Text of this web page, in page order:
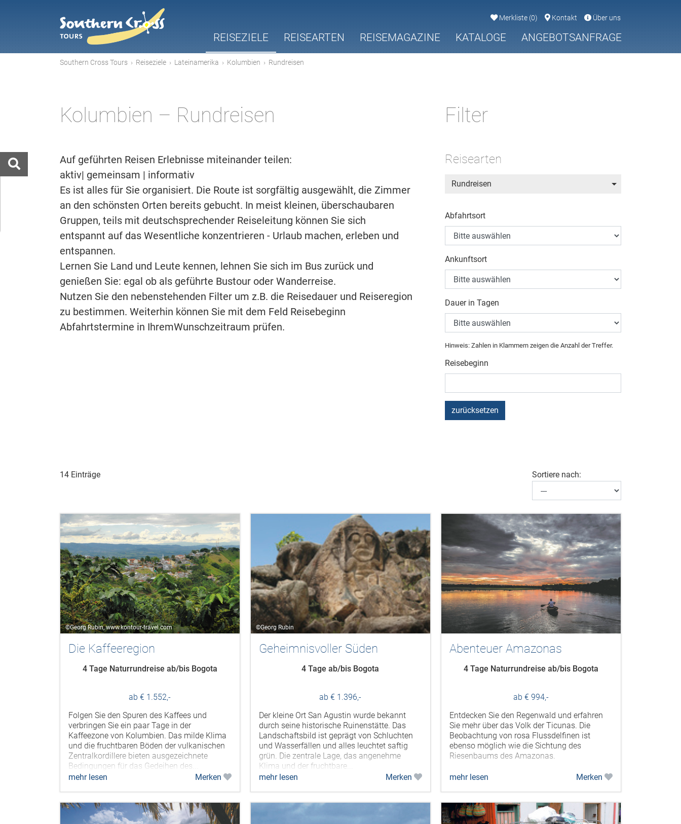
Merkliste (0) Kontakt Über uns
REISEZIELE REISEARTEN REISEMAGAZINE KATALOGE ANGEBOTSANFRAGE
Southern Cross Tours › Reiseziele › Lateinamerika › Kolumbien › Rundreisen
Kolumbien – Rundreisen
Auf geführten Reisen Erlebnisse miteinander teilen:
aktiv| gemeinsam | informativ
Es ist alles für Sie organisiert. Die Route ist sorgfältig ausgewählt, die Zimmer
an den schönsten Orten bereits gebucht. In meist kleinen, überschaubaren
Gruppen, teils mit deutschsprechender Reiseleitung können Sie sich
entspannt auf das Wesentliche konzentrieren - Urlaub machen, erleben und
entspannen.
Lernen Sie Land und Leute kennen, lehnen Sie sich im Bus zurück und
genießen Sie: egal ob als geführte Bustour oder Wanderreise.
Nutzen Sie den nebenstehenden Filter um z.B. die Reisedauer und Reiseregion
zu bestimmen. Weiterhin können Sie mit dem Feld Reisebeginn
Abfahrtstermine in IhremWunschzeitraum prüfen.
Filter
Reisearten
Rundreisen
Abfahrtsort
Ankunftsort
Dauer in Tagen
Hinweis: Zahlen in Klammern zeigen die Anzahl der Treffer.
Reisebeginn
zurücksetzen
14 Einträge Sortiere nach:
©Georg Rubin, www.kontour-travel.com
Die Kaffeeregion
4 Tage Naturrundreise ab/bis Bogota
ab € 1.552,-
Folgen Sie den Spuren des Kaffees und
verbringen Sie ein paar Tage in der
Kaffeezone von Kolumbien. Das milde Klima
und die fruchtbaren Böden der vulkanischen
Zentralkordillere bieten ausgezeichnete
Bedingungen für das Gedeihen des...
mehr lesen
Merken
©Georg Rubin
Geheimnisvoller Süden
4 Tage ab/bis Bogota
ab € 1.396,-
Der kleine Ort San Agustin wurde bekannt
durch seine historische Ruinenstätte. Das
Landschaftsbild ist geprägt von Schluchten
und Wasserfällen und alles leuchtet saftig
grün. Die zentrale Lage, das angenehme
Klima und der fruchtbare...
mehr lesen
Merken
Abenteuer Amazonas
4 Tage Naturrundreise ab/bis Bogota
ab € 994,-
Entdecken Sie den Regenwald und erfahren
Sie mehr über das Volk der Ticunas. Die
Beobachtung von rosa Flussdelfinen ist
ebenso möglich wie die Sichtung des
Riesenbaums des Amazonas.
mehr lesen Merken